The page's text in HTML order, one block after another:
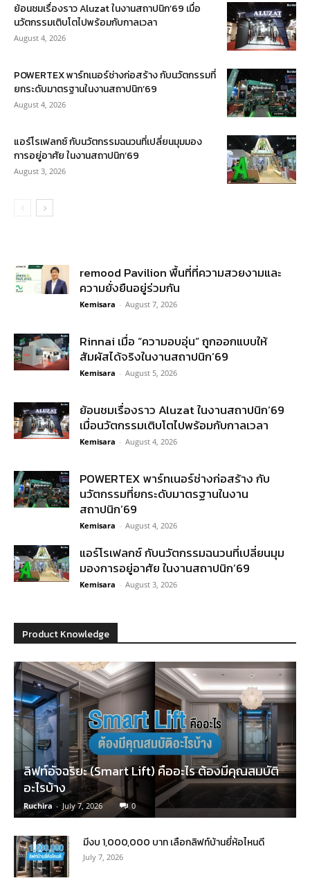
ย้อนชมเรื่องราว Aluzat ในงานสถาปนิก’69 เมื่อ
นวัตกรรมเติบโตไปพร้อมกับกาลเวลา
August 4, 2026
POWERTEX พาร์ทเนอร์ช่างก่อสร้าง กับนวัตกรรมที่
ยกระดับมาตรฐานในงานสถาปนิก’69
August 4, 2026
แอร์โรเฟลกซ์ กับนวัตกรรมฉนวนที่เปลี่ยนมุมมอง
การอยู่อาศัย ในงานสถาปนิก’69
August 3, 2026
remood Pavilion พื้นที่ที่ความสวยงามและ
ความยั่งยืนอยู่ร่วมกัน
Kemisara - August 7, 2026
Rinnai เมื่อ “ความอบอุ่น” ถูกออกแบบให้
สัมผัสได้จริงในงานสถาปนิก’69
Kemisara - August 5, 2026
ย้อนชมเรื่องราว Aluzat ในงานสถาปนิก’69
เมื่อนวัตกรรมเติบโตไปพร้อมกับกาลเวลา
Kemisara - August 4, 2026
POWERTEX พาร์ทเนอร์ช่างก่อสร้าง กับ
นวัตกรรมที่ยกระดับมาตรฐานในงาน
สถาปนิก’69
Kemisara - August 4, 2026
แอร์โรเฟลกซ์ กับนวัตกรรมฉนวนที่เปลี่ยนมุม
มองการอยู่อาศัย ในงานสถาปนิก’69
Kemisara - August 3, 2026
Product Knowledge
ลิฟท์อัจฉริยะ (Smart Lift) คืออะไร ต้องมีคุณสมบัติ
อะไรบ้าง
Ruchira - July 7, 2026 0
มีงบ 1,000,000 บาท เลือกลิฟท์บ้านยี่ห้อไหนดี
July 7, 2026